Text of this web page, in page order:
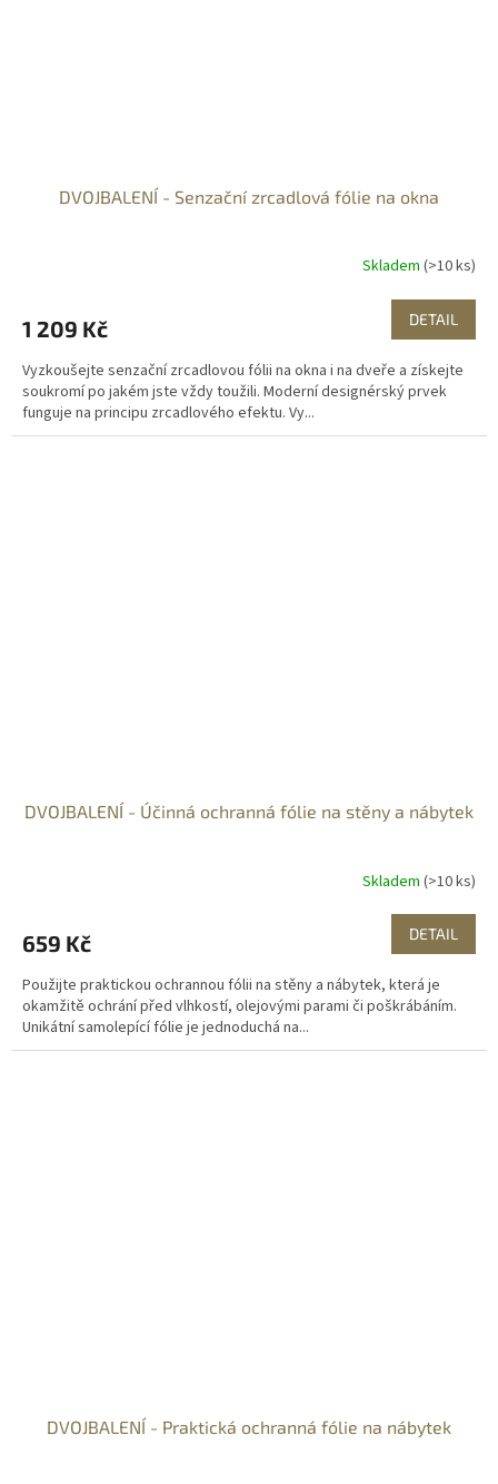
DVOJBALENÍ - Senzační zrcadlová fólie na okna
Skladem (>10 ks)
1 209 Kč DETAIL
Vyzkoušejte senzační zrcadlovou fólii na okna i na dveře a získejte
soukromí po jakém jste vždy toužili. Moderní designérský prvek
funguje na principu zrcadlového efektu. Vy...
DVOJBALENÍ - Účinná ochranná fólie na stěny a nábytek
Skladem (>10 ks)
659 Kč DETAIL
Použijte praktickou ochrannou fólii na stěny a nábytek, která je
okamžitě ochrání před vlhkostí, olejovými parami či poškrábáním.
Unikátní samolepící fólie je jednoduchá na...
DVOJBALENÍ - Praktická ochranná fólie na nábytek